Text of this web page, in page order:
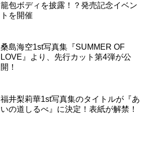
籠包ボディを披露！？発売記念イベン
トを開催
桑島海空1st写真集『SUMMER OF
LOVE』より、先行カット第4弾が公
開！
福井梨莉華1st写真集のタイトルが『あ
いの道しるべ』に決定！表紙が解禁！